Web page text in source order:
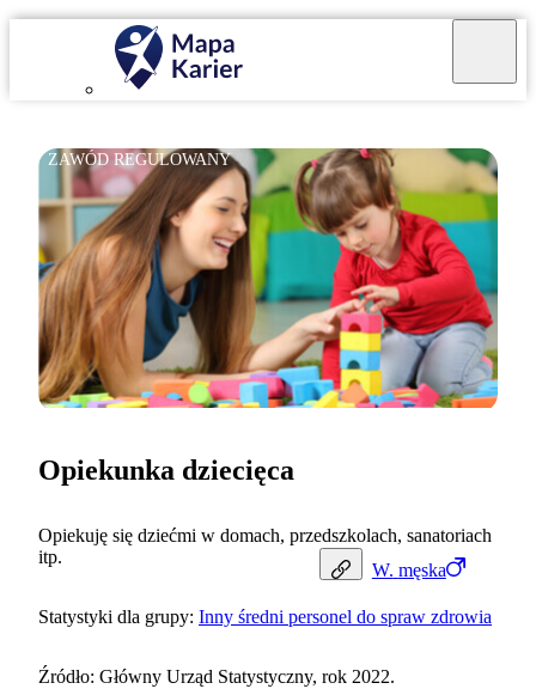
ZAWÓD REGULOWANY
W. męska
Opiekunka dziecięca
Opiekuję się dziećmi w domach, przedszkolach, sanatoriach
itp.
Statystyki dla grupy: Inny średni personel do spraw zdrowia
Źródło: Główny Urząd Statystyczny, rok 2022.